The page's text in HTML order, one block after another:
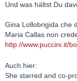
Und was hältst Du
Gina Lollobrigida che
Maria Callas non
http://www.puccini.it/
Auch hier:
She starred and co-